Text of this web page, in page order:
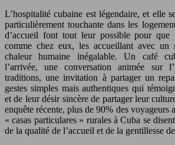
L’hospitalité cubaine est légendaire, et elle
particulièrement touchante dans les
d’accueil font tout leur possible pour que
comme chez eux, les accueillant avec un
chaleur humaine inégalable. Un café
l’arrivée, une conversation animée sur
traditions, une invitation à partager un
gestes simples mais authentiques qui
et de leur désir sincère de partager leur
enquête récente, plus de 90% des voyageurs
« casas particulares » rurales à Cuba se
de la qualité de l’accueil et de la gentillesse